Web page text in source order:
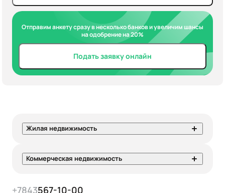
Отправим анкету сразу в несколько банков и увеличим шансы
на одобрение на 20%
Подать заявку онлайн
Жилая недвижимость
Коммерческая недвижимость
+7843567-10-00